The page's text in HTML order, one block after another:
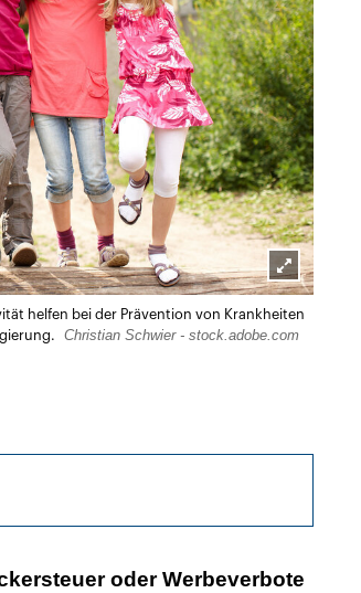
Lightbox
öffnen
helfen bei der Prävention von Krankheiten
Christian Schwier - stock.adobe.com
oder Werbeverbote